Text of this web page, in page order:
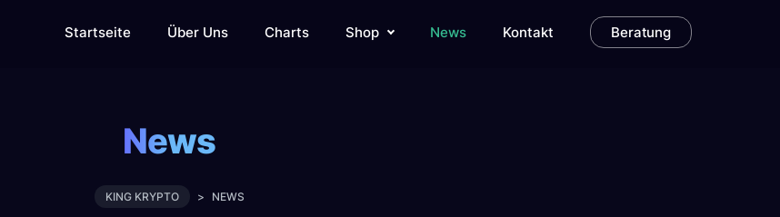
Startseite Über Uns Charts Shop News Kontakt Beratung
News
KING KRYPTO > NEWS